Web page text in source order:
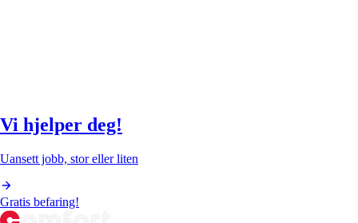
Vi hjelper deg!
Uansett jobb, stor eller liten
Gratis befaring!